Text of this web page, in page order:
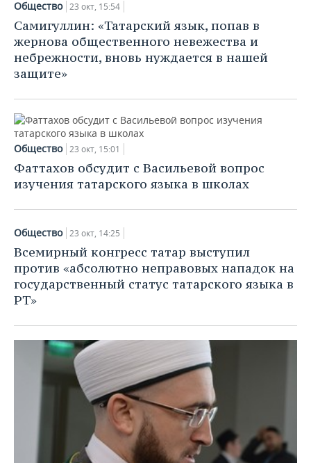
НЕФТЕХИМИЯ
НЕФТЬ
ОПК
ЭНЕРГЕТИКА
РОЗНИЧНАЯ ТОРГОВЛЯ
ТРАНСПОРТ
НОВОСТИ ТЕХНОЛОГИЙ
IT
ТЕЛЕКОММУНИКАЦИИ
МЕРОПРИЯТИЯ
НОВОСТИ МЕРОПРИЯТИЙ
БИЗНЕС-БРАНЧИ
ONLINE-КОНФЕРЕНЦИИ
ОТКРЫТАЯ ЛЕКЦИЯ
СПОРТ
ФУТБОЛ
ХОККЕЙ
БАСКЕТБОЛ
КИБЕРСПОРТ
ФИГУРНОЕ КАТАНИЕ
ХОККЕЙ С МЯЧОМ
НОВОСТИ ОБЩЕСТВА
ВЛАСТЬ
ИНФРАСТРУКТУРА
КУЛЬТУРА
МЕДИЦИНА
ПРОИСШЕСТВИЯ
ФОТОГАЛЕРЕЯ
СЮЖЕТЫ
СПРАВОЧНИК
СПИСОК КОМПАНИЙ
Общество 23 окт, 15:54
Самигуллин: «Татарский язык, попав в
жернова общественного невежества и
небрежности, вновь нуждается в нашей
защите»
Общество 23 окт, 15:01
Фаттахов обсудит с Васильевой вопрос
изучения татарского языка в школах
Общество 23 окт, 14:25
Всемирный конгресс татар выступил
против «абсолютно неправовых нападок на
государственный статус татарского языка в
РТ»